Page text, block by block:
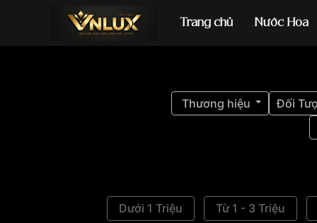
Trang chủ Nước Hoa
Đồng hồ casio
Thương hiệu Đối
Dưới 1 Triệu Từ 1 - 3 Triệu